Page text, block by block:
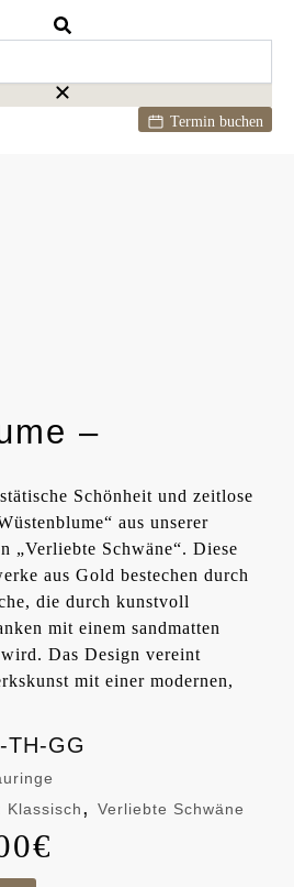
Termin buchen
–
Schönheit und zeitlose
aus unserer
„Verliebte Schwäne“. Diese
aus Gold bestechen durch
die durch kunstvoll
mit einem sandmatten
Das Design vereint
mit einer modernen,
TH-GG
Klassisch, Verliebte Schwäne
€